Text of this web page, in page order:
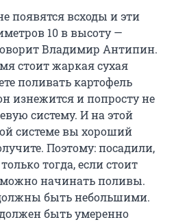
появятся всходы и эти
10 в высоту —
Владимир Антипин.
стоит жаркая сухая
поливать картофель
изнежится и попросту не
систему. И на этой
системе вы хороший
Поэтому: посадили,
тогда, если стоит
можно начинать поливы.
быть небольшими.
быть умеренно